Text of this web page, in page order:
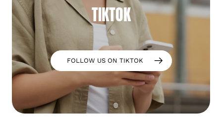
TIKTOK
FOLLOW US ON TIKTOK